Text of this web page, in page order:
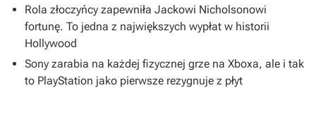
Rola złoczyńcy zapewniła Jackowi Nicholsonowi
fortunę. To jedna z największych wypłat w historii
Hollywood
Sony zarabia na każdej fizycznej grze na Xboxa, ale i tak
to PlayStation jako pierwsze rezygnuje z płyt